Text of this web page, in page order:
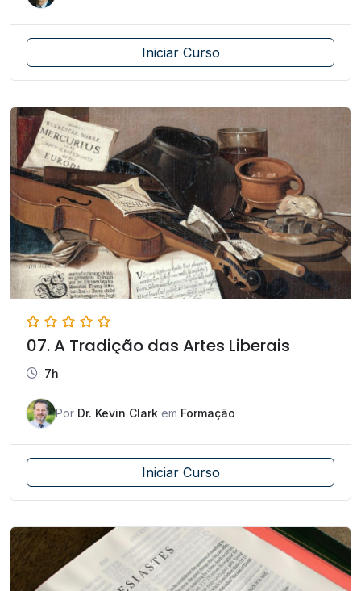
Iniciar Curso
07. A Tradição das Artes Liberais
7h
Por Dr. Kevin Clark em Formação
Iniciar Curso